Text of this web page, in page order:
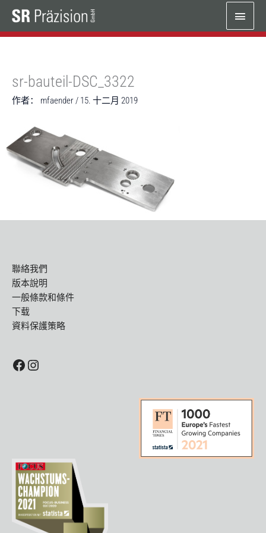
内
主
菜
sr-bauteil-DSC_3322
作者： mfaender / 15. 十二月 2019
聯絡我們
版本說明
一般條款和條件
下载
資料保護策略
Facebook
Instagram